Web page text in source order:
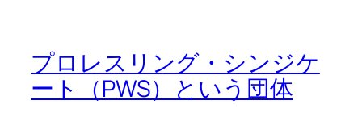
プロレスリング・シンジケ
ート（PWS）という団体